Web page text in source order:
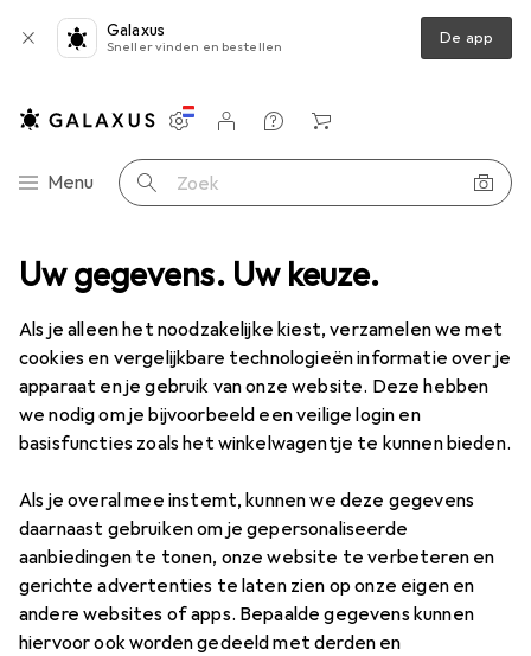
Uw gegevens. Uw keuze.
Als je alleen het noodzakelijke kiest, verzamelen we met
cookies en vergelijkbare technologieën informatie over je
apparaat en je gebruik van onze website. Deze hebben
we nodig om je bijvoorbeeld een veilige login en
basisfuncties zoals het winkelwagentje te kunnen bieden.
Als je overal mee instemt, kunnen we deze gegevens
daarnaast gebruiken om je gepersonaliseerde
aanbiedingen te tonen, onze website te verbeteren en
gerichte advertenties te laten zien op onze eigen en
andere websites of apps. Bepaalde gegevens kunnen
hiervoor ook worden gedeeld met derden en
Galaxus
Sneller vinden en bestellen De app
Categorie navigatie
Menu Zoek op
Instellingen
Klantenaccount
Produktvergelijking
Verlanglijstje
Winkelmandje
Meetinstrument Meter Jbo Schroefdraadpluggenmeter
4 afbeeldingen
JboSchroefdraadpluggenmeter
Prijs in EUR inclusief BTW
EUR
116,27
Waarderingscijfers Merk
Meer van Jbo